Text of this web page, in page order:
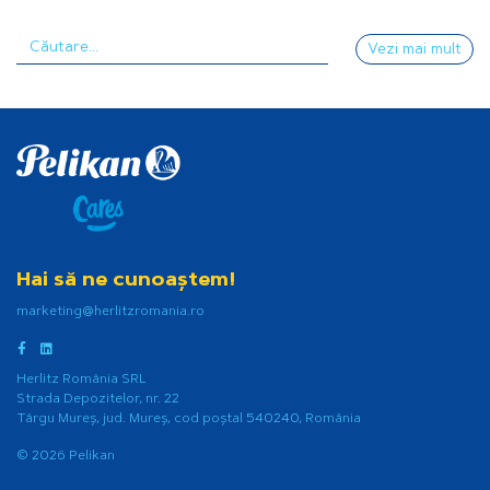
Vezi mai mult
Hai să ne cunoaștem!
marketing@herlitzromania.ro
Herlitz România SRL
Strada Depozitelor, nr. 22
Târgu Mureș, jud. Mureș, cod poștal 540240, România
© 2026 Pelikan